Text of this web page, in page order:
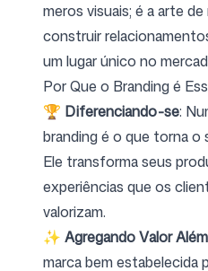
Ferramentas
FAQ
Contato
meros visuais; é a arte
construir
um lugar único no
Por Que o Branding é
🏆 Diferenciando-se:
branding é o que torna
Ele transforma seus
experiências que os
valorizam.
✨ Agregando Valor
marca bem estabelecida